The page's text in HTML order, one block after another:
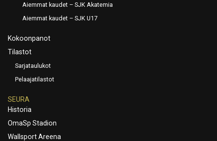
Aiemmat kaudet – SJK Akatemia
Aiemmat kaudet – SJK U17
Kokoonpanot
Tilastot
Sarjataulukot
Pelaajatilastot
SEURA
Historia
OmaSp Stadion
Wallsport Areena